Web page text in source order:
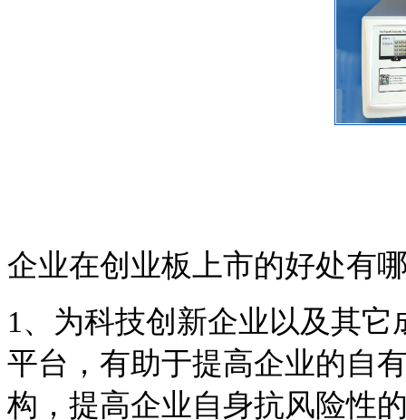
企业在创业板上市的好处有
1、为科技创新企业以及其
平台，有助于提高企业的自
构，提高企业自身抗风险性